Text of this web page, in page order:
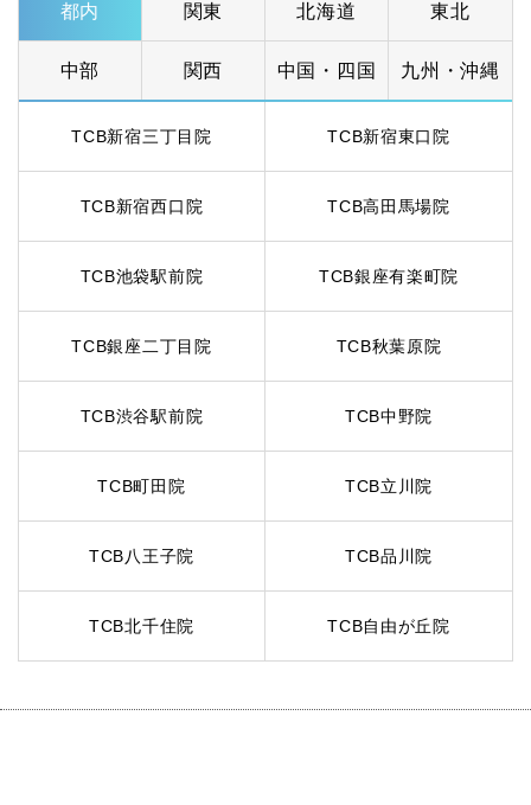
都内 関東 北海道 東北
中部 関西 中国・四国 九州・沖縄
TCB新宿三丁目院 TCB新宿東口院
TCB新宿西口院 TCB高田馬場院
TCB池袋駅前院 TCB銀座有楽町院
TCB銀座二丁目院 TCB秋葉原院
TCB渋谷駅前院 TCB中野院
TCB町田院 TCB立川院
TCB八王子院 TCB品川院
TCB北千住院 TCB自由が丘院